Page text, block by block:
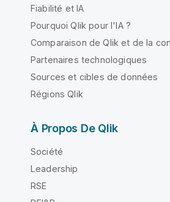
Fiabilité et IA
Pourquoi Qlik pour l'IA ?
Comparaison de Qlik et de la
Partenaires technologiques
Sources et cibles de données
Régions Qlik
À Propos De Qlik
Société
Leadership
RSE